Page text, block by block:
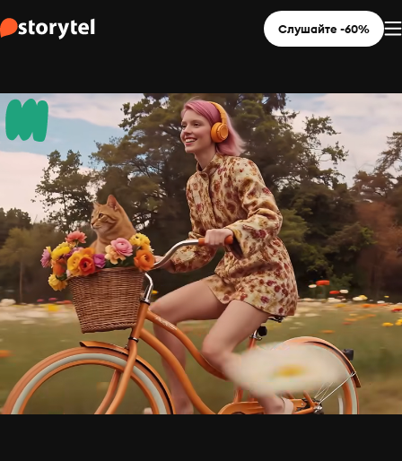
Слушайте -60%